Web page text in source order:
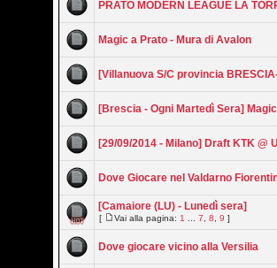
PRATO MODERN LEAGUE LA
Magic a Prato - Mura di Avalon
[Villanuova S/C provincia
[Brescia - Ogni Martedì Sera]
[29/09/2014 - Milano] Draft KTK @
Dove Giocare nel Valdarno
[Camaiore (LU) - Lunedì sera]
[ Vai alla pagina: 1 ...7 ,8 ,9 ]
Dove giocare vicino alla Versilia